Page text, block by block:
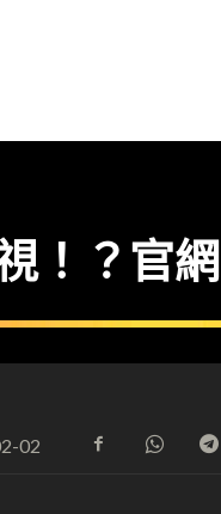
！？官
02